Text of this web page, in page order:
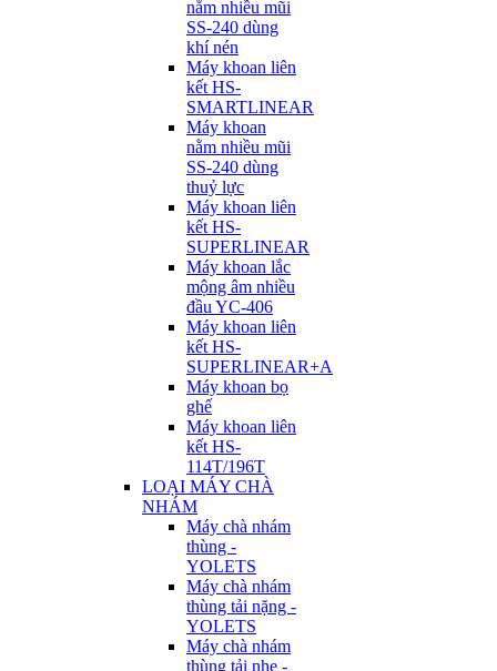
nằm nhiều mũi
SS-240 dùng
khí nén
Máy khoan liên
kết HS-
SMARTLINEAR
Máy khoan
nằm nhiều mũi
SS-240 dùng
thuỷ lực
Máy khoan liên
kết HS-
SUPERLINEAR
Máy khoan lắc
mộng âm nhiều
đầu YC-406
Máy khoan liên
kết HS-
SUPERLINEAR+A
Máy khoan bọ
ghế
Máy khoan liên
kết HS-
114T/196T
LOẠI MÁY CHÀ
NHÁM
Máy chà nhám
thùng -
YOLETS
Máy chà nhám
thùng tải nặng -
YOLETS
Máy chà nhám
thùng tải nhẹ -